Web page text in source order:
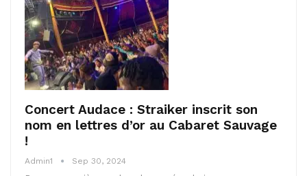
Concert Audace : Straiker inscrit son
nom en lettres d’or au Cabaret Sauvage
!
Admin1 Sep 30, 2024